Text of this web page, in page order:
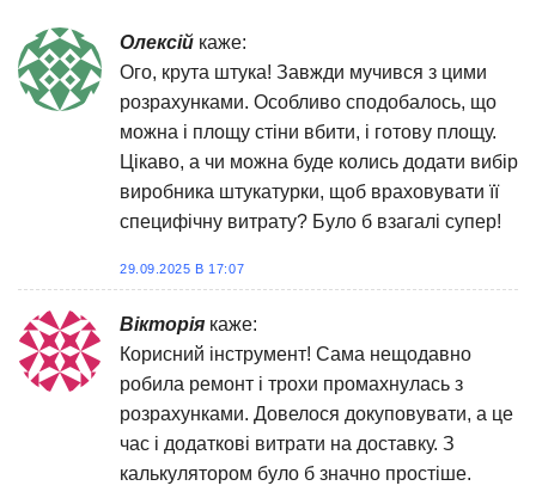
Олексій каже:
Ого, крута штука! Завжди мучився з цими
розрахунками. Особливо сподобалось, що
можна і площу стіни вбити, і готову площу.
Цікаво, а чи можна буде колись додати вибір
виробника штукатурки, щоб враховувати її
специфічну витрату? Було б взагалі супер!
29.09.2025 В 17:07
Вікторія каже:
Корисний інструмент! Сама нещодавно
робила ремонт і трохи промахнулась з
розрахунками. Довелося докуповувати, а це
час і додаткові витрати на доставку. З
калькулятором було б значно простіше.